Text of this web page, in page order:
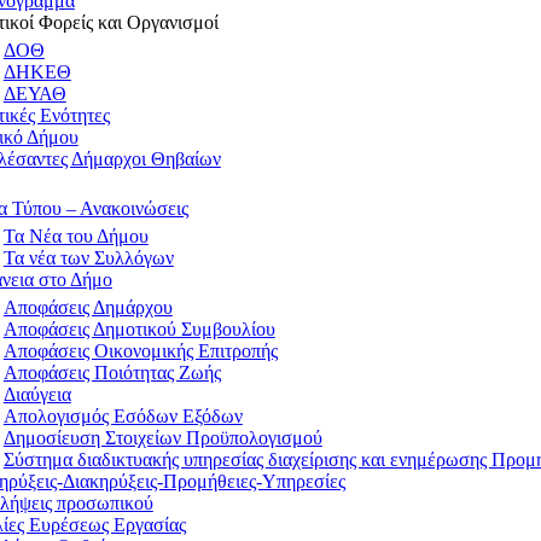
Φορείς και Οργανισμοί
ΔΟΘ
ΔΗΚΕΘ
ΔΕΥΑΘ
Ενότητες
Δήμου
Δήμαρχοι Θηβαίων
Τύπου – Ανακοινώσεις
Τα Νέα του Δήμου
Τα νέα των Συλλόγων
στο Δήμο
Αποφάσεις Δημάρχου
Αποφάσεις Δημοτικού Συμβουλίου
Αποφάσεις Οικονομικής Επιτροπής
Αποφάσεις Ποιότητας Ζωής
Διαύγεια
Απολογισμός Εσόδων Εξόδων
Δημοσίευση Στοιχείων Προϋπολογισμού
Σύστημα διαδικτυακής υπηρεσίας διαχείρισης και ενημέρωσης
Διακηρύξεις-Προμήθειες-Υπηρεσίες
προσωπικού
Ευρέσεως Εργασίας